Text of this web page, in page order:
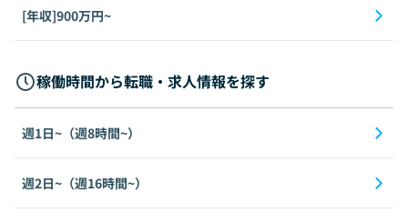
[年収]900万円~
稼働時間から転職・求人情報を探す
週1日~（週8時間~）
週2日~（週16時間~）